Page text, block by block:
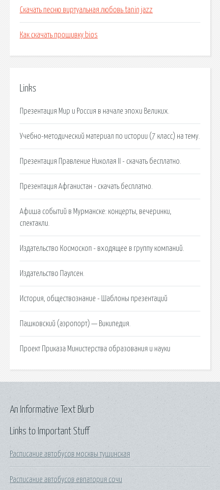
Скачать песню виртуальная любовь tanin jazz
Как скачать прошивку bios
Links
Презентация Мир и Россия в начале эпохи Великих.
Учебно-методический материал по истории (7 класс) на тему.
Презентация Правление Николая II - скачать бесплатно.
Презентация Афганистан - скачать бесплатно.
Афиша событий в Мурманске: концерты, вечеринки,
спектакли.
Издательство Космоскоп - входящее в группу компаний.
Издательство Паулсен.
История, обществознание - Шаблоны презентаций
Пашковский (аэропорт) — Википедия.
Проект Приказа Министерства образования и науки
Links to Important Stuff
Расписание автобусов москвы тушинская
Расписание автобусов евпатория сочи
An Informative Text Blurb